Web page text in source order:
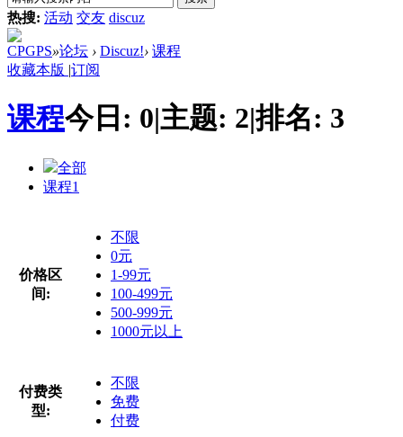
热搜: 活动 交友 discuz
CPGPS»论坛 › Discuz!› 课程
收藏本版 |订阅
课程今日: 0|主题: 2|排名: 3
全部
课程1
价格区
间:
不限
0元
1-99元
100-499元
500-999元
1000元以上
付费类
型:
不限
免费
付费